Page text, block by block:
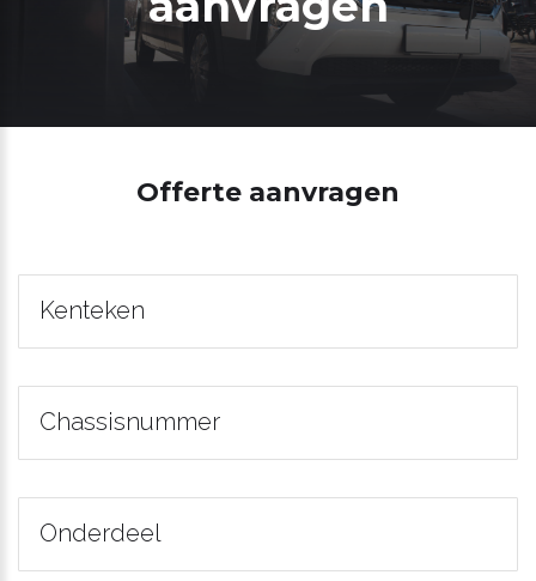
Offerte aanvragen
Kenteken
Chassisnummer
Onderdeel